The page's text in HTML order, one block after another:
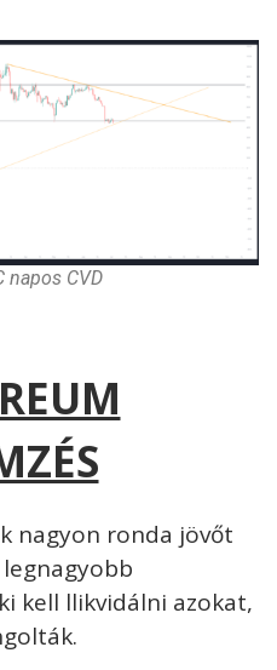
napos CVD
nagyon ronda jövőt
kell llikvidálni azokat,